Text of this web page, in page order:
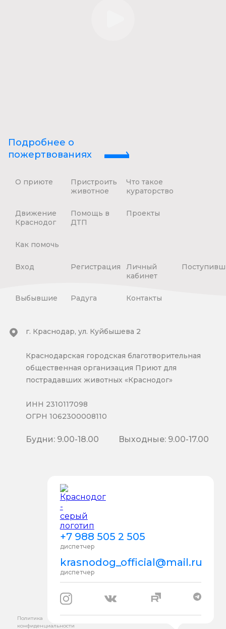
Подробнее о
пожертвованиях
О приюте
Пристроить
животное
Что такое
кураторство
Движение
Краснодог
Помощь в
ДТП
Проекты
Как помочь
Вход Регистрация
Личный
кабинет
Выбывшие Радуга Контакты
+7 988 505 2 505
диспетчер
krasnodog_official@mail.ru
диспетчер
г. Краснодар, ул. Куйбышева 2
Краснодарская городская благотворительная
общественная организация Приют для
пострадавших животных «Краснодог»
ИНН 2310117098
ОГРН 1062300008110
Будни: 9.00-18.00 Выходные: 9.00-17.00
Политика
конфиденциальности